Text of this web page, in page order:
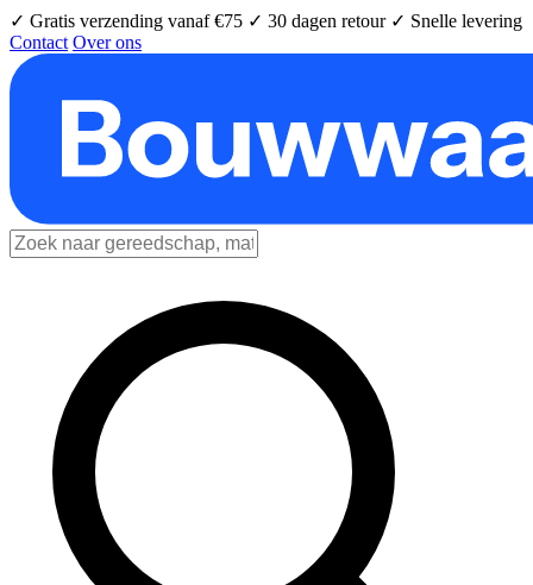
✓ Gratis verzending vanaf €75 ✓ 30 dagen retour ✓ Snelle levering
Contact Over ons